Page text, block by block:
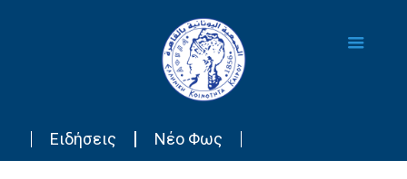
Ειδήσεις Νέο Φως